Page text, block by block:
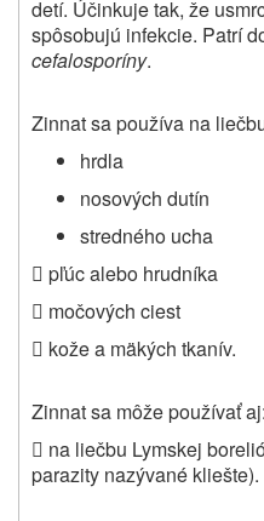
detí. Účinkuje tak, že
spôsobujú infekcie. Patrí
cefalosporíny.
Zinnat sa používa na
hrdla
nosových dutín
stredného ucha
 pľúc alebo hrudníka
 močových ciest
 kože a mäkých tkanív.
Zinnat sa môže používať aj:
 na liečbu Lymskej
parazity nazývané kliešte).